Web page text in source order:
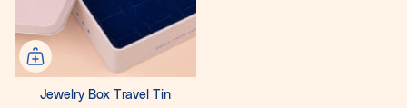
Jewelry Box Travel Tin